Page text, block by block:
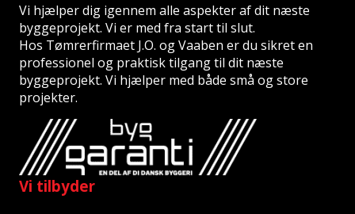
Vi hjælper dig igennem alle aspekter af dit næste
byggeprojekt. Vi er med fra start til slut.
Hos Tømrerfirmaet J.O. og Vaaben er du sikret en
professionel og praktisk tilgang til dit næste
byggeprojekt. Vi hjælper med både små og store
projekter.
Vi tilbyder